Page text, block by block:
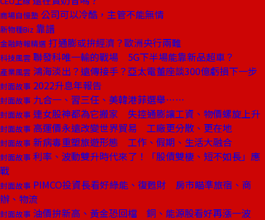
商場自慢塾 公司可以冷酷，主管不能無情
新物種Biz 靠譜
金融時報精選 打通膨或拚經濟？歐洲央行兩難
科技風雲 聯發科唯一輸的戰場 5G下半場能靠新品超車？
產業風雲 鴻海淡出？遠傳接手？亞太電董座談300億虧損下一步
封面故事 2022升息年報告
封面故事 九合一、習三任、美韓港菲選舉……
封面故事 連女股神都為它搬家 失控通膨讓工資、物價螺旋上升
封面故事 高運價永遠改變世界貿易 工廠更分散、更在地
封面故事 新病毒重塑旅遊形態 工作、假期、生活大融合
封面故事 利率、波動雙升時代來了！「股債雙棲、短不如長」應
戰
封面故事 PIMCO投資長看好綠能、復甦財 房市瞄準旅宿、商
辦、物流
封面故事 油價拚新高、黃金恐回檔 銅、能源股看好再漲一波